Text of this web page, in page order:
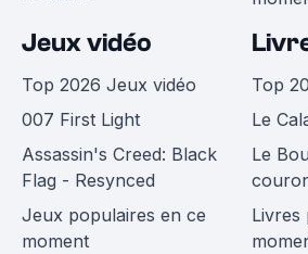
Jeux vidéo
Top 2026 Jeux vidéo
007 First Light
Assassin's Creed: Black
Flag - Resynced
Jeux populaires en ce
moment
Top
Le
Le
Livres